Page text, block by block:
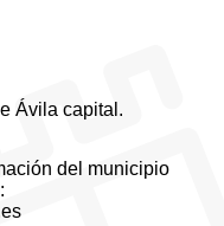
Ávila capital.
del municipio